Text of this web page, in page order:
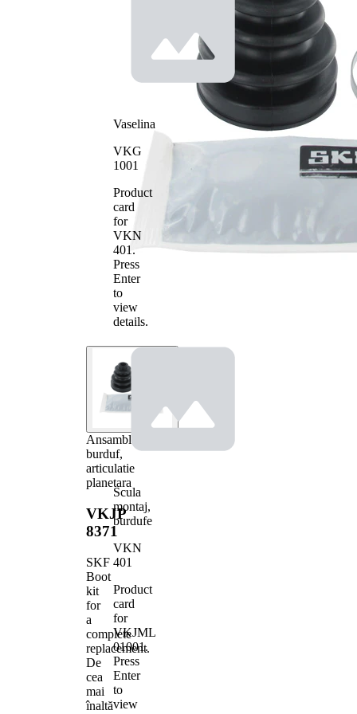
Ansamblu
burduf,
articulatie
planetara
VKJP
8371
SKF
Boot
kit
for
a
complete
replacement.
De
cea
mai
înaltă
Vaselina
VKG
1001
Product
card
for
VKN
401 .
Press
Enter
to
view
details.
Scula
montaj,
burdufe
VKN
401
Product
card
for
VKJML
01001.
Press
Enter
to
view